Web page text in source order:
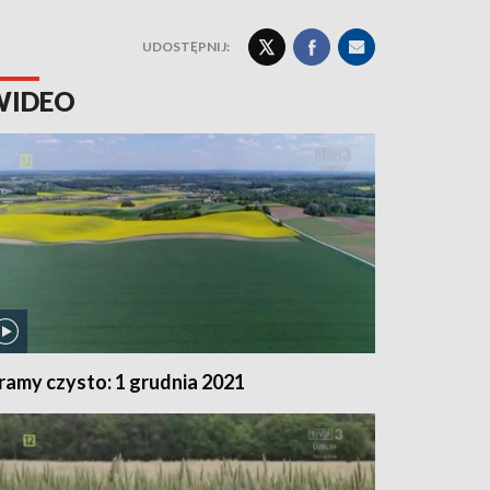
UDOSTĘPNIJ:
czysto: 1 grudnia 2021